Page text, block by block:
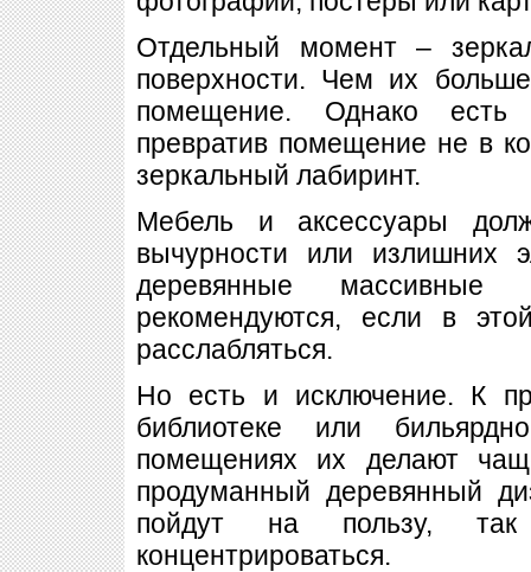
Отдельный момент –
поверхности. Чем их
помещение. Однако есть
превратив помещение не в
зеркальный лабиринт.
Мебель и аксессуары
вычурности или излишних
деревянные
рекомендуются, если в
расслабляться.
Но есть и исключение. К
библиотеке или
помещениях их делают
продуманный деревянный
пойдут на пользу,
концентрироваться.